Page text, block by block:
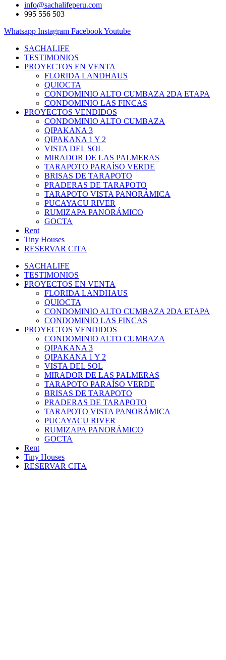
info@sachalifeperu.com
995 556 503
Whatsapp Instagram FacebookYoutube
SACHALIFE
TESTIMONIOS
PROYECTOS EN VENTA
FLORIDA LANDHAUS
QUIOCTA
CONDOMINIO ALTO CUMBAZA 2DA ETAPA
CONDOMINIO LAS FINCAS
PROYECTOS VENDIDOS
CONDOMINIO ALTO CUMBAZA
QIPAKANA 3
QIPAKANA 1 Y 2
VISTA DEL SOL
MIRADOR DE LAS PALMERAS
TARAPOTO PARAÍSO VERDE
BRISAS DE TARAPOTO
PRADERAS DE TARAPOTO
TARAPOTO VISTA PANORÁMICA
PUCAYACU RIVER
RUMIZAPA PANORÁMICO
GOCTA
Rent
Tiny Houses
RESERVAR CITA
SACHALIFE
TESTIMONIOS
PROYECTOS EN VENTA
FLORIDA LANDHAUS
QUIOCTA
CONDOMINIO ALTO CUMBAZA 2DA ETAPA
CONDOMINIO LAS FINCAS
PROYECTOS VENDIDOS
CONDOMINIO ALTO CUMBAZA
QIPAKANA 3
QIPAKANA 1 Y 2
VISTA DEL SOL
MIRADOR DE LAS PALMERAS
TARAPOTO PARAÍSO VERDE
BRISAS DE TARAPOTO
PRADERAS DE TARAPOTO
TARAPOTO VISTA PANORÁMICA
PUCAYACU RIVER
RUMIZAPA PANORÁMICO
GOCTA
Rent
Tiny Houses
RESERVAR CITA